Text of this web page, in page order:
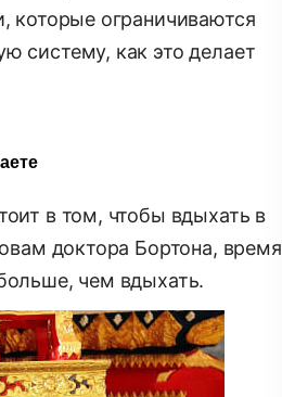
которые ограничиваются
систему, как это делает
в том, чтобы вдыхать в
доктора Бортона, время
чем вдыхать.